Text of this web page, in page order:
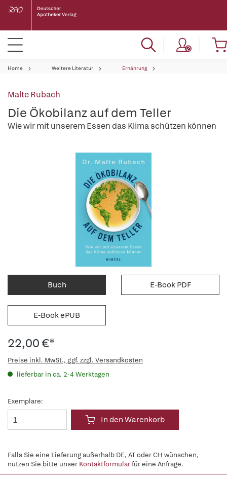
Home Weitere Literatur Ernährung
Malte Rubach
Die Ökobilanz auf dem Teller
Wie wir mit unserem Essen das Klima schützen können
Buch E-Book PDF
E-Book ePUB
22,00 €*
Preise inkl. MwSt., ggf. zzgl. Versandkosten
lieferbar in ca. 2-4 Werktagen
Exemplare:
In den Warenkorb
Falls Sie eine Lieferung außerhalb DE, AT oder CH wünschen,
nutzen Sie bitte unser Kontaktformularfür eine Anfrage.